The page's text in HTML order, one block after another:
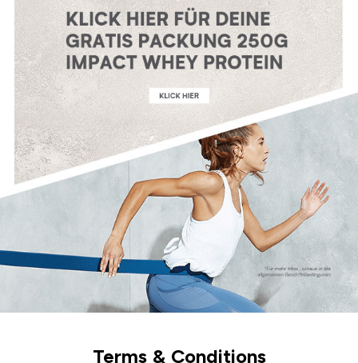
Terms & Conditions